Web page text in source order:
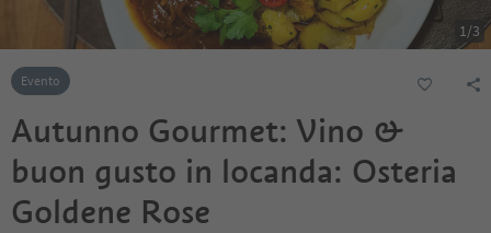
1/3
Evento
Autunno Gourmet: Vino &
buon gusto in locanda: Osteria
Goldene Rose